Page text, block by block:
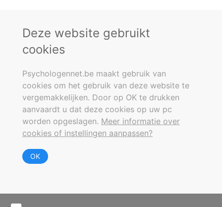
Deze website gebruikt
cookies
Psychologennet.be maakt gebruik van
cookies om het gebruik van deze website te
vergemakkelijken. Door op OK te drukken
aanvaardt u dat deze cookies op uw pc
worden opgeslagen. Meer informatie over
cookies of instellingen aanpassen?
OK